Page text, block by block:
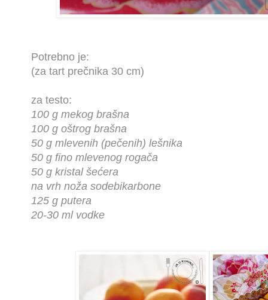
Potrebno je:
(za tart prečnika 30 cm)
za testo:
100 g mekog brašna
100 g oštrog brašna
50 g mlevenih (pečenih) lešnika
50 g fino mlevenog rogača
50 g kristal šećera
na vrh noža sodebikarbone
125 g putera
20-30 ml vodke